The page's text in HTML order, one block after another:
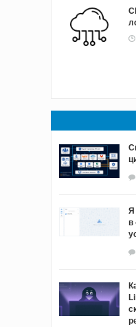
Я
в